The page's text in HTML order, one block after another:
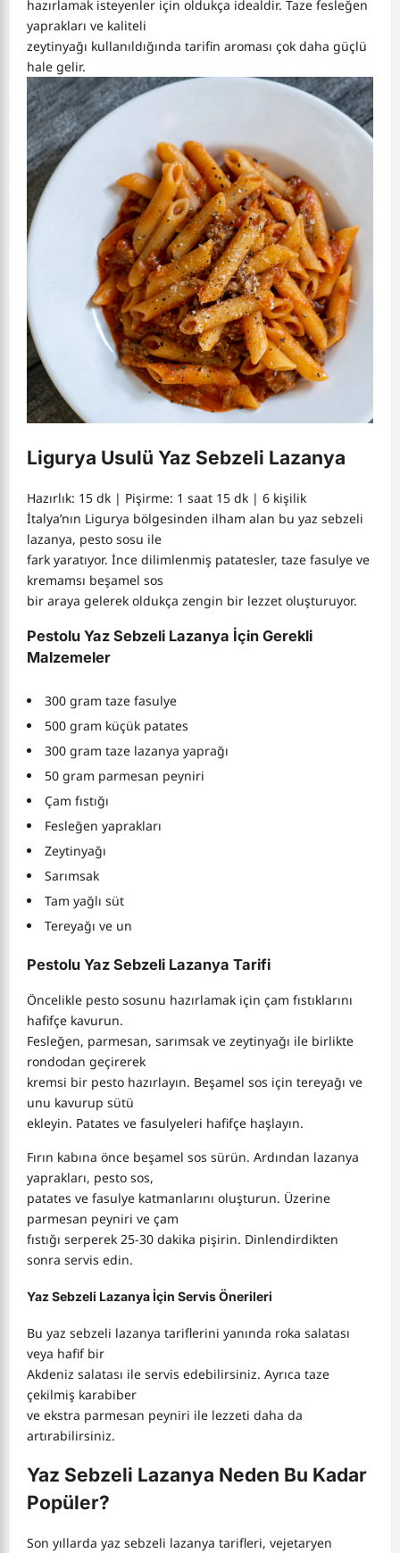
hazırlamak isteyenler için oldukça idealdir. Taze fesleğen
yaprakları ve kaliteli
zeytinyağı kullanıldığında tarifin aroması çok daha güçlü
hale gelir.
Ligurya Usulü Yaz Sebzeli Lazanya
Hazırlık: 15 dk | Pişirme: 1 saat 15 dk | 6 kişilik
İtalya’nın Ligurya bölgesinden ilham alan bu yaz sebzeli
lazanya, pesto sosu ile
fark yaratıyor. İnce dilimlenmiş patatesler, taze fasulye ve
kremamsı beşamel sos
bir araya gelerek oldukça zengin bir lezzet oluşturuyor.
Pestolu Yaz Sebzeli Lazanya İçin Gerekli
Malzemeler
300 gram taze fasulye
500 gram küçük patates
300 gram taze lazanya yaprağı
50 gram parmesan peyniri
Çam fıstığı
Fesleğen yaprakları
Zeytinyağı
Sarımsak
Tam yağlı süt
Tereyağı ve un
Pestolu Yaz Sebzeli Lazanya Tarifi
Öncelikle pesto sosunu hazırlamak için çam fıstıklarını
hafifçe kavurun.
Fesleğen, parmesan, sarımsak ve zeytinyağı ile birlikte
rondodan geçirerek
kremsi bir pesto hazırlayın. Beşamel sos için tereyağı ve
unu kavurup sütü
ekleyin. Patates ve fasulyeleri hafifçe haşlayın.
Fırın kabına önce beşamel sos sürün. Ardından lazanya
yaprakları, pesto sos,
patates ve fasulye katmanlarını oluşturun. Üzerine
parmesan peyniri ve çam
fıstığı serperek 25-30 dakika pişirin. Dinlendirdikten
sonra servis edin.
Yaz Sebzeli Lazanya İçin Servis Önerileri
Bu yaz sebzeli lazanya tariflerini yanında roka salatası
veya hafif bir
Akdeniz salatası ile servis edebilirsiniz. Ayrıca taze
çekilmiş karabiber
ve ekstra parmesan peyniri ile lezzeti daha da
artırabilirsiniz.
Yaz Sebzeli Lazanya Neden Bu Kadar
Popüler?
Son yıllarda yaz sebzeli lazanya tarifleri, vejetaryen